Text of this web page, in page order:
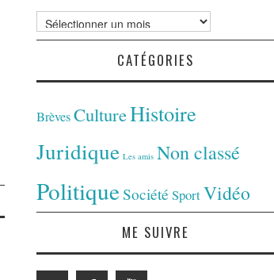
Archives
CATÉGORIES
BrèvesCultureHistoire
Juridique Les amis Non classé
PolitiqueSociété SportVidéo
ME SUIVRE